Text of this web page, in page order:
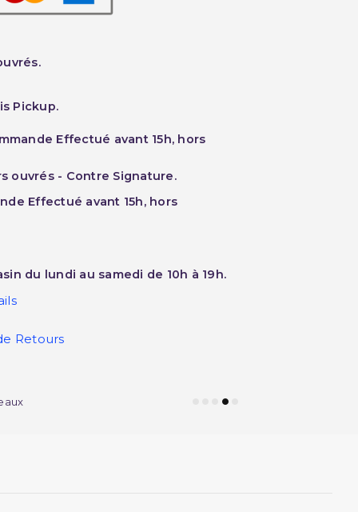
Pickup.
Effectué avant 15h, hors
ouvrés - Contre Signature.
Effectué avant 15h, hors
du lundi au samedi de 10h à 19h.
Retours